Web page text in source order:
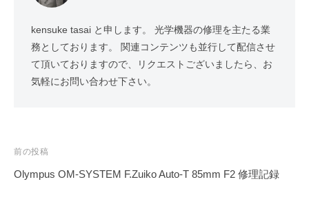
kensuke tasai と申します。 光学機器の修理を主たる業
務としております。 関連コンテンツも並行して配信させ
て頂いておりますので、リクエストございましたら、お
気軽にお問い合わせ下さい。
投
稿
前の投稿
Olympus OM-SYSTEM F.Zuiko Auto-T 85mm F2 修理記録